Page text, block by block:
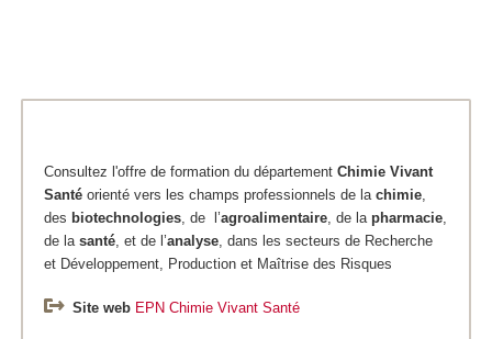
Consultez l'offre de formation du département Chimie Vivant
Santé orienté vers les champs professionnels de la chimie
des biotechnologies , de l’agroalimentaire , de la pharmacie
de la santé , et de l’analyse , dans les secteurs de Recherche
et Développement, Production et Maîtrise des Risques
Site web EPN Chimie Vivant Santé